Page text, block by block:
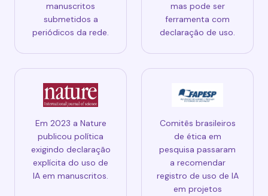
manuscritos
submetidos a
periódicos da rede.
mas pode ser
ferramenta com
declaração de uso.
Em 2023 a Nature
publicou política
exigindo declaração
explícita do uso de
IA em manuscritos.
Comitês brasileiros
de ética em
pesquisa passaram
a recomendar
registro de uso de IA
em projetos